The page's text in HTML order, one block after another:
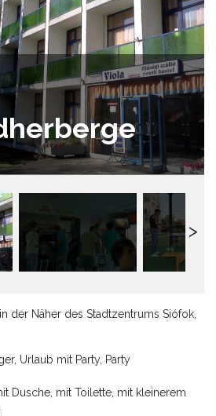
der Näher des Stadtzentrums Siófok,
Urlaub mit Party, Party
Dusche, mit Toilette, mit kleinerem